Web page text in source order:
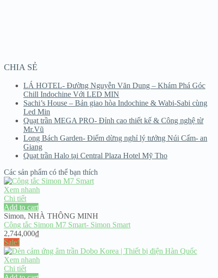
CHIA SẺ
LÁ HOTEL- Đường Nguyễn Văn Dung – Khám Phá Góc
Chill Indochine Với LED MIN
Sachi’s House – Bản giao hòa Indochine & Wabi-Sabi cùng
Led Min
Quạt trần MEGA PRO- Đỉnh cao thiết kế & Công nghệ từ
Mr.Vũ
Long Bách Garden- Điểm dừng nghỉ lý tưởng Núi Cấm- an
Giang
Quạt trần Halo tại Central Plaza Hotel Mỹ Tho
Các sản phẩm có thể bạn thích
Xem nhanh
Chi tiết
Add to cart
Simon, NHÀ THÔNG MINH
Công tắc Simon M7 Smart- Simon Smart
2,744,000₫
Sale!
Xem nhanh
Chi tiết